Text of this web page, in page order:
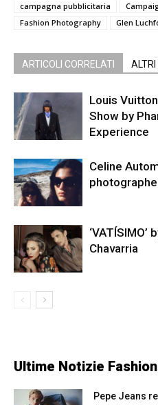
campagna pubblicitaria
Fashion Photography
Glen
ARTICOLI CORRELATI ALTRI
Louis
Show by
Experience
Celine
‘VATÍSIMO’
Chavarria
Ultime Notizie
Pepe Jeans